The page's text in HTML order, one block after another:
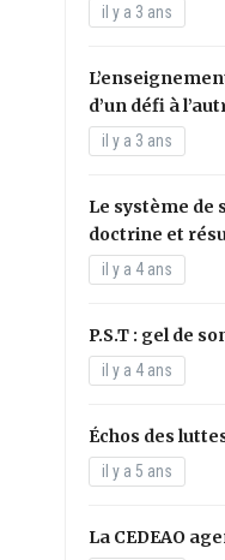
il y a 3 ans
d’un défi à
il y a 3 ans
Le système de
doctrine et
il y a 4 ans
P.S.T : gel de
il y a 4 ans
Échos des
il y a 5 ans
La CEDEAO